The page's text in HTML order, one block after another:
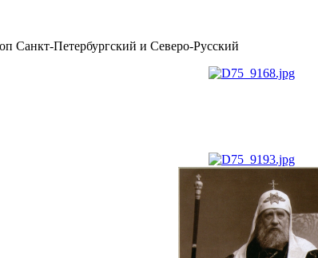
Санкт-Петербургский и Северо-Русский